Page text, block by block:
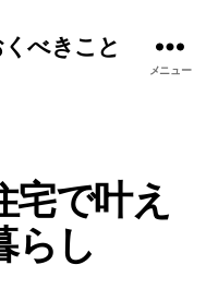
べきこと
メニュー
宅で叶え
らし